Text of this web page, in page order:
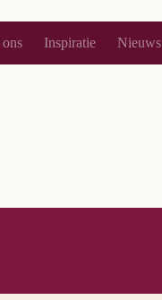
Inspiratie Nieuws